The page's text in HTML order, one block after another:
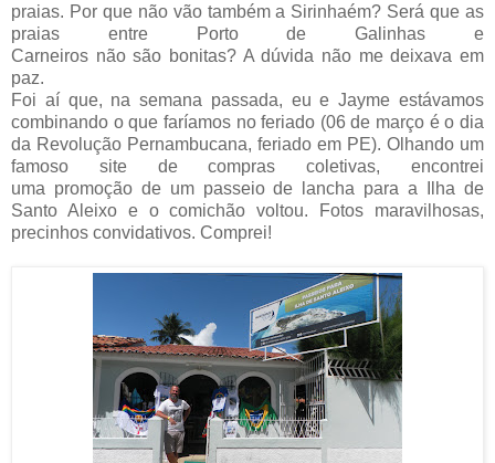
praias. Por que não vãotambém a Sirinhaém? Será que as
praias entre Porto de Galinhas e
Carneiros não são bonitas? A dúvida não me deixava em
paz.
Foi aí que, na semana passada, eu e Jayme estávamos
combinando o que faríamos no feriado (06 de março é o dia
da Revolução Pernambucana, feriado em PE). Olhando um
famoso site de compras coletivas, encontrei
uma promoção de um passeio de lancha para a Ilha de
Santo Aleixo e o comichão voltou. Fotos maravilhosas,
precinhos convidativos. Comprei!